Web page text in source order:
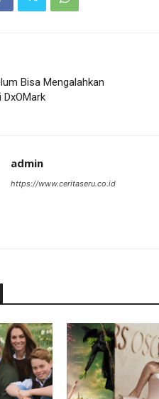
Bisa Mengalahkan
admin
https://www.ceritaseru.co.id